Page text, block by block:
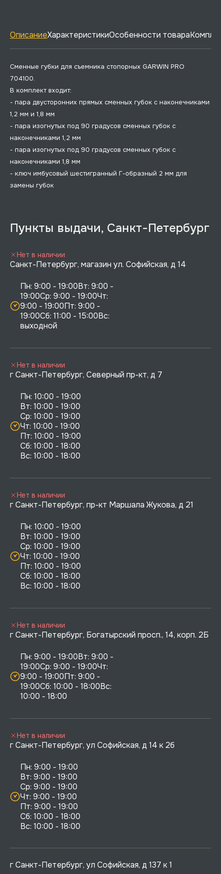
ОписаниеХарактеристикиОсобенности товара
Сменные губки для съемника стопорных GARWIN PRO
704100.
В комплект входит:
- пара двусторонних прямых сменных губок с наконечниками
1,2 мм и 1,8 мм
- пара изогнутых под 90 градусов сменных губок с
наконечниками 1,2 мм
- пара изогнутых под 90 градусов сменных губок с
наконечниками 1,8 мм
- ключ имбусовый шестигранный Г-образный 2 мм для
замены губок
Пункты выдачи, Санкт-Петербург
Санкт-Петербург, магазин ул. Софийская, д 14
Пн: 9:00 - 19:00Вт: 9:00 -
19:00Ср: 9:00 - 19:00Чт:
9:00 - 19:00Пт: 9:00 -
19:00Сб: 11:00 - 15:00Вс:
выходной
Нет в наличии
г Санкт-Петербург, Северный пр-кт, д 7
Пн: 10:00 - 19:00
Вт: 10:00 - 19:00
Ср: 10:00 - 19:00
Чт: 10:00 - 19:00
Пт: 10:00 - 19:00
Сб: 10:00 - 18:00
Нет в наличии
г Санкт-Петербург, пр-кт Маршала Жукова, д 21
Пн: 10:00 - 19:00
Вт: 10:00 - 19:00
Ср: 10:00 - 19:00
Чт: 10:00 - 19:00
Пт: 10:00 - 19:00
Сб: 10:00 - 18:00
Нет в наличии
г Санкт-Петербург, Богатырский просп., 14, корп. 2Б
Пн: 9:00 - 19:00Вт: 9:00 -
19:00Ср: 9:00 - 19:00Чт:
9:00 - 19:00Пт: 9:00 -
19:00Сб: 10:00 - 18:00Вс:
10:00 - 18:00
Нет в наличии
г Санкт-Петербург, ул Софийская, д 14 к 2б
Пн: 9:00 - 19:00
Вт: 9:00 - 19:00
Ср: 9:00 - 19:00
Чт: 9:00 - 19:00
Пт: 9:00 - 19:00
Сб: 10:00 - 18:00
Нет в наличии
г Санкт-Петербург, ул Софийская, д 137 к 1